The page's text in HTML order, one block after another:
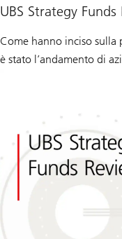
UBS Strategy Funds
Come hanno inciso
è stato l’andamento di